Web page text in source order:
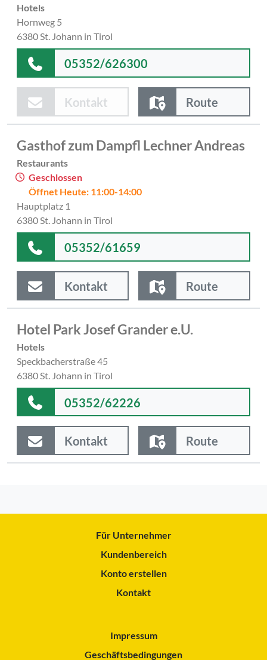
Hotels
Hornweg 5
6380 St. Johann in Tirol
05352/626300
Kontakt Route
Gasthof zum Dampfl Lechner Andreas
Restaurants
Geschlossen
Öffnet Heute: 11:00-14:00
Hauptplatz 1
6380 St. Johann in Tirol
05352/61659
Kontakt Route
Hotel Park Josef Grander e.U.
Hotels
Speckbacherstraße 45
6380 St. Johann in Tirol
05352/62226
Kontakt Route
Für Unternehmer
Kundenbereich
Konto erstellen
Kontakt
Impressum
Geschäftsbedingungen